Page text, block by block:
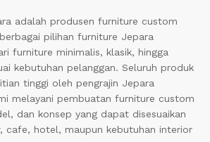
adalah produsen furniture custom
pilihan furniture Jepara
furniture minimalis, klasik, hingga
kebutuhan pelanggan. Seluruh produk
tinggi oleh pengrajin Jepara
melayani pembuatan furniture custom
dan konsep yang dapat disesuaikan
cafe, hotel, maupun kebutuhan interior